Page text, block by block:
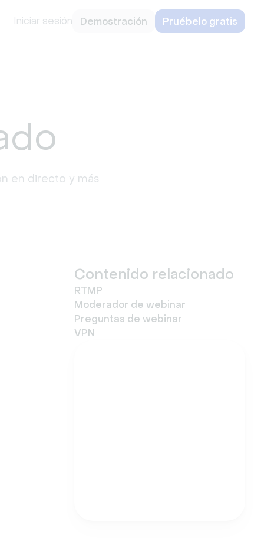
Iniciar sesión Demostración Pruébelo gratis
en directo y más
Contenido relacionado
RTMP
Moderador de webinar
Preguntas de webinar
VPN